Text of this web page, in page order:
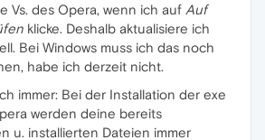
Vs. des Opera, wenn ich auf Auf
klicke. Deshalb aktualisiere ich
Bei Windows muss ich das noch
habe ich derzeit nicht.
immer: Bei der Installation der exe
werden deine bereits
u. installierten Dateien immer